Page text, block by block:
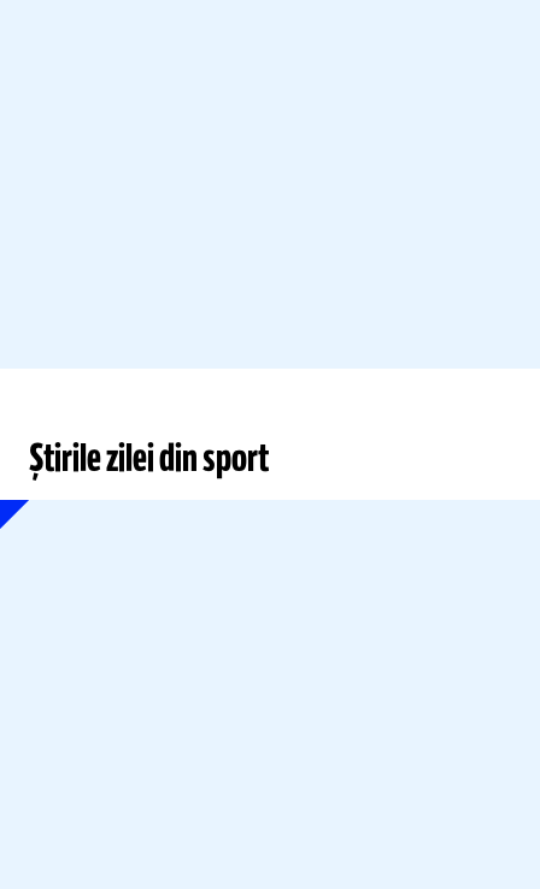
Știrile zilei din sport